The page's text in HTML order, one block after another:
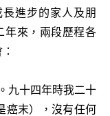
進步的家人及朋
年來，兩段歷程各
九十四年時我二十
癌末），沒有任何